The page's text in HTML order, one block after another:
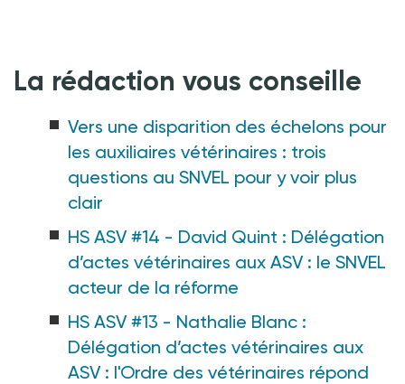
La rédaction vous conseille
Vers une disparition des échelons pour
les auxiliaires vétérinaires : trois
questions au SNVEL pour y voir plus
clair
HS ASV #14 - David Quint : Délégation
d’actes vétérinaires aux ASV : le SNVEL
acteur de la réforme
HS ASV #13 - Nathalie Blanc :
Délégation d’actes vétérinaires aux
ASV : l'Ordre des vétérinaires répond